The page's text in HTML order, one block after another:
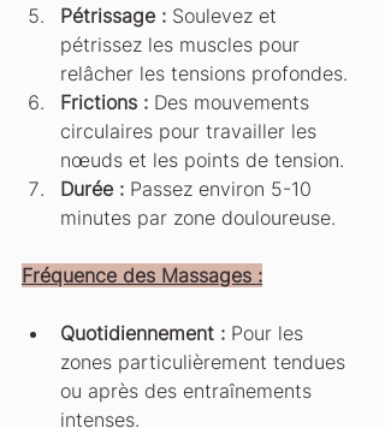
Pétrissage : Soulevez et
pétrissez les muscles pour
relâcher les tensions profondes.
Frictions : Des mouvements
circulaires pour travailler les
nœuds et les points de tension.
Durée : Passez environ 5-10
minutes par zone douloureuse.
Fréquence des Massages :
Quotidiennement : Pour les
zones particulièrement tendues
ou après des entraînements
intenses.